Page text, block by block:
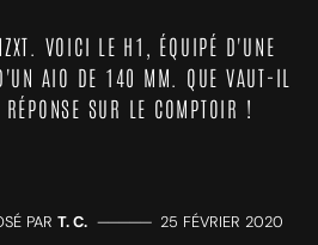
VOICI LE H1, ÉQUIPÉ D'UNE
AIO DE 140 MM. QUE VAUT-IL
SUR LE COMPTOIR !
PAR T. C. ————— 25 FÉVRIER 2020